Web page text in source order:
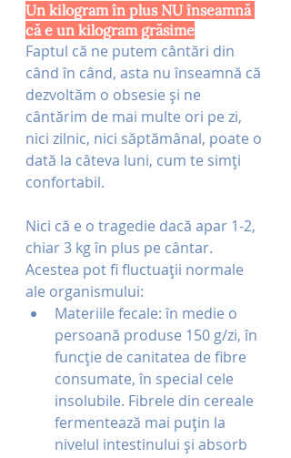
Un kilogram în plus NU înseamnă
că e un kilogram grăsime
Faptul că ne putem cântări din
când în când, asta nu înseamnă că
dezvoltăm o obsesie și ne
cântărim de mai multe ori pe zi,
nici zilnic, nici săptămânal, poate o
dată la câteva luni, cum te simți
confortabil.
Nici că e o tragedie dacă apar 1-2,
chiar 3 kg în plus pe cântar.
Acestea pot fi fluctuații normale
ale organismului:
Materiile fecale: în medie o
persoană produse 150 g/zi, în
funcție de canitatea de fibre
consumate, în special cele
insolubile. Fibrele din cereale
fermentează mai puțin la
nivelul intestinului și absorb